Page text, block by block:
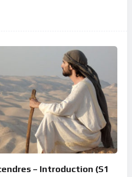
– Introduction (S1